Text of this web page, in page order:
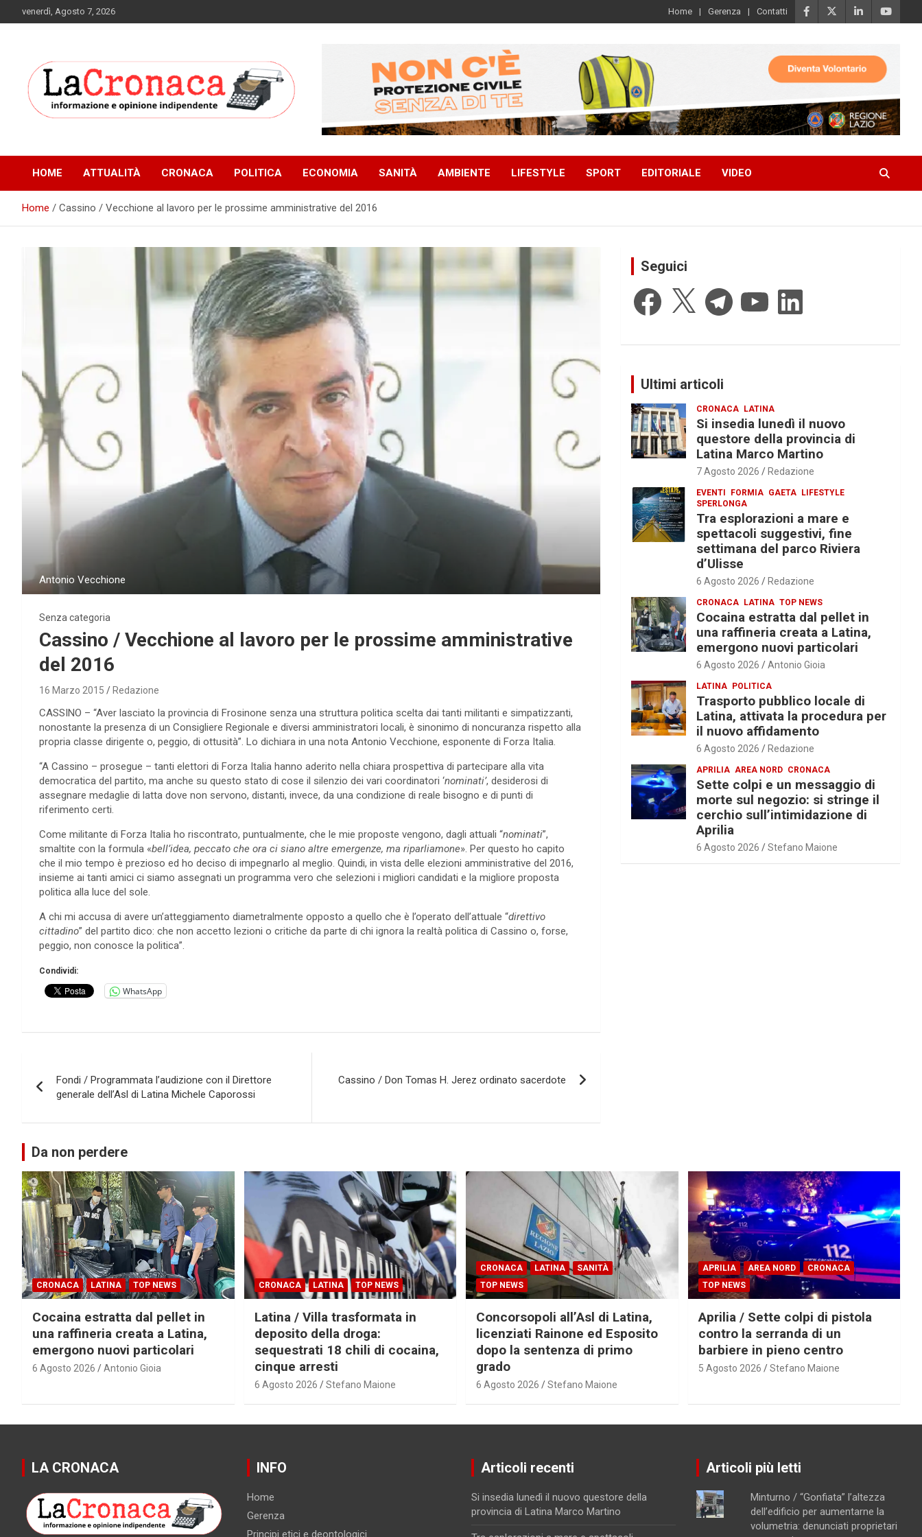
to
venerdì, Agosto 7, 2026 Home Gerenza Contatti
HOME ATTUALITÀ CRONACA POLITICA ECONOMIA SANITÀ AMBIENTE LIFESTYLE SPORT EDITORIALE VIDEO
Home Cassino / Vecchione al lavoro per le prossime amministrative del 2016
Antonio Vecchione
Senza categoria
Cassino / Vecchione al lavoro per le prossime amministrative
del 2016
16 Marzo 2015 Redazione
CASSINO – “Aver lasciato la provincia di Frosinone senza una struttura politica scelta dai tanti militanti e simpatizzanti,
nonostante la presenza di un Consigliere Regionale e diversi amministratori locali, è sinonimo di noncuranza rispetto alla
propria classe dirigente o, peggio, di ottusità”. Lo dichiara in una nota Antonio Vecchione, esponente di Forza Italia.
“A Cassino – prosegue – tanti elettori di Forza Italia hanno aderito nella chiara prospettiva di partecipare alla vita
democratica del partito, ma anche su questo stato di cose il silenzio dei vari coordinatori ‘nominati’, desiderosi di
assegnare medaglie di latta dove non servono, distanti, invece, da una condizione di reale bisogno e di punti di
riferimento certi.
Come militante di Forza Italia ho riscontrato, puntualmente, che le mie proposte vengono, dagli attuali “nominati”,
smaltite con la formula «bell’idea, peccato che ora ci siano altre emergenze, ma riparliamone». Per questo ho capito
che il mio tempo è prezioso ed ho deciso di impegnarlo al meglio. Quindi, in vista delle elezioni amministrative del 2016,
insieme ai tanti amici ci siamo assegnati un programma vero che selezioni i migliori candidati e la migliore proposta
politica alla luce del sole.
A chi mi accusa di avere un’atteggiamento diametralmente opposto a quello che è l’operato dell’attuale “direttivo
cittadino” del partito dico: che non accetto lezioni o critiche da parte di chi ignora la realtà politica di Cassino o, forse,
peggio, non conosce la politica”.
Condividi:
WhatsApp
articoli
Fondi / Programmata l’audizione con il Direttore
generale dell’Asl di Latina Michele Caporossi
Cassino / Don Tomas H. Jerez ordinato sacerdote
Seguici
Facebook
X TelegramYouTube LinkedIn
Ultimi articoli
CRONACA LATINA
Si insedia lunedì il nuovo
questore della provincia di
Latina Marco Martino
7 Agosto 2026 Redazione
EVENTI FORMIA GAETA LIFESTYLE
SPERLONGA
Tra esplorazioni a mare e
spettacoli suggestivi, fine
settimana del parco Riviera
d’Ulisse
6 Agosto 2026 Redazione
CRONACA LATINA TOP NEWS
Cocaina estratta dal pellet in
una raffineria creata a Latina,
emergono nuovi particolari
6 Agosto 2026 Antonio Gioia
LATINA POLITICA
Trasporto pubblico locale di
Latina, attivata la procedura per
il nuovo affidamento
6 Agosto 2026 Redazione
APRILIA AREA NORD CRONACA
Sette colpi e un messaggio di
morte sul negozio: si stringe il
cerchio sull’intimidazione di
Aprilia
6 Agosto 2026 Stefano Maione
Da non perdere
CRONACA LATINA TOP NEWS
Cocaina estratta dal pellet in
una raffineria creata a Latina,
emergono nuovi particolari
6 Agosto 2026 Antonio Gioia
CRONACA LATINA TOP NEWS
Latina / Villa trasformata in
deposito della droga:
sequestrati 18 chili di cocaina,
cinque arresti
6 Agosto 2026 Stefano Maione
CRONACA LATINA
SANITÀ
TOP NEWS
Concorsopoli all’Asl di Latina,
licenziati Rainone ed Esposito
dopo la sentenza di primo
grado
6 Agosto 2026 Stefano Maione
APRILIA AREA NORD
CRONACA
TOP NEWS
Aprilia / Sette colpi di pistola
contro la serranda di un
barbiere in pieno centro
5 Agosto 2026 Stefano Maione
LA CRONACA INFO
Home
Gerenza
Principi etici e deontologici
Articoli recenti
Si insedia lunedì il nuovo questore della
provincia di Latina Marco Martino
Articoli più letti
Minturno / “Gonfiata” l’altezza
dell’edificio per aumentarne la
volumetria: denunciati proprietari